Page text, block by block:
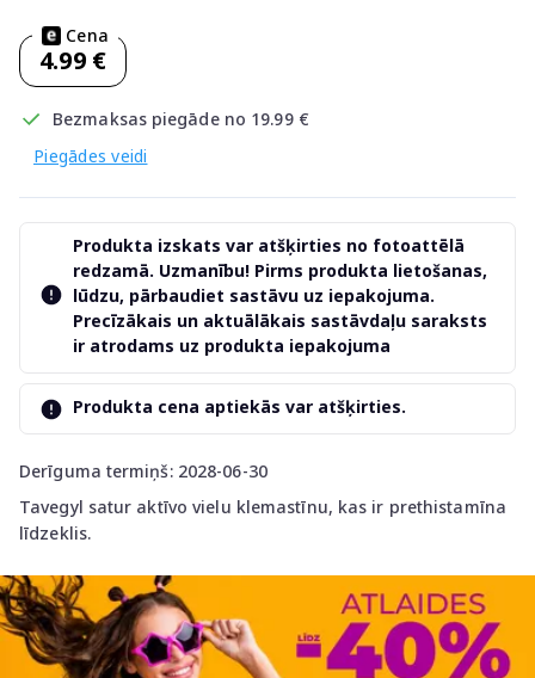
Cena
4.99 €
Bezmaksas piegāde no 19.99 €
Piegādes veidi
Derīguma termiņš: 2028-06-30
Tavegyl satur aktīvo vielu klemastīnu, kas ir prethistamīna
līdzeklis.
Produkta izskats var atšķirties no fotoattēlā
redzamā. Uzmanību! Pirms produkta lietošanas,
lūdzu, pārbaudiet sastāvu uz iepakojuma.
Precīzākais un aktuālākais sastāvdaļu saraksts
ir atrodams uz produkta iepakojuma
Produkta cena aptiekās var atšķirties.